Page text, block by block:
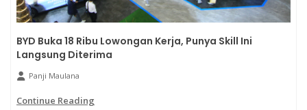
BYD Buka 18 Ribu Lowongan Kerja, Punya Skill Ini
Langsung Diterima
Panji Maulana
Continue Reading